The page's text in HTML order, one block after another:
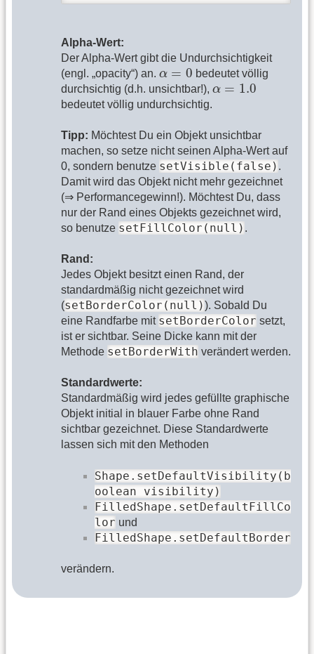
Alpha-Wert:
Der Alpha-Wert gibt die Undurchsichtigkeit
(engl. „opacity“) an. α = 0
α=
bedeutet völlig
durchsichtig (d.h. unsichtbar!), α = 1.0
α= 1.0
bedeutet völlig undurchsichtig.
Tipp: Möchtest Du ein Objekt unsichtbar
machen, so setze nicht seinen Alpha-Wert auf
0, sondern benutze setVisible(false) .
Damit wird das Objekt nicht mehr gezeichnet
(⇒ Performancegewinn!). Möchtest Du, dass
nur der Rand eines Objekts gezeichnet wird,
so benutze setFillColor(null) .
Rand:
Jedes Objekt besitzt einen Rand, der
standardmäßig nicht gezeichnet wird
(setBorderColor(null)). Sobald Du
eine Randfarbe mit setBorderColor setzt,
ist er sichtbar. Seine Dicke kann mit der
Methode setBorderWith verändert werden.
Standardwerte:
Standardmäßig wird jedes gefüllte graphische
Objekt initial in blauer Farbe ohne Rand
sichtbar gezeichnet. Diese Standardwerte
lassen sich mit den Methoden
Shape.setDefaultVisibility(b
oolean visibility)
FilledShape.setDefaultFillCo
lor und
FilledShape.setDefaultBorder
verändern.